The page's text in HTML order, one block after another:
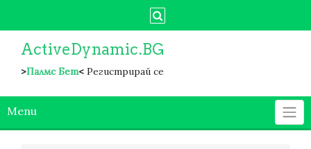
ActiveDynamic.BG
>Палмс Бет< Регистрирай се
Menu